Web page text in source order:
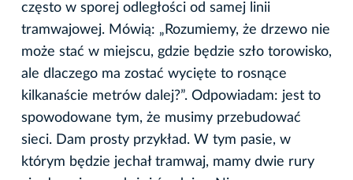
często w sporej odległości od samej linii
tramwajowej. Mówią: „Rozumiemy, że drzewo nie
może stać w miejscu, gdzie będzie szło torowisko,
ale dlaczego ma zostać wycięte to rosnące
kilkanaście metrów dalej?”. Odpowiadam: jest to
spowodowane tym, że musimy przebudować
sieci. Dam prosty przykład. W tym pasie, w
którym będzie jechał tramwaj, mamy dwie rury